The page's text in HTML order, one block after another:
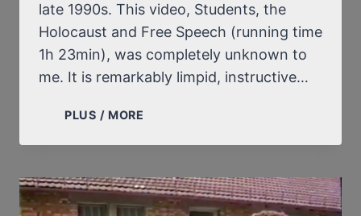
late 1990s. This video, Students, the
Holocaust and Free Speech (running time
1h 23min), was completely unknown to
me. It is remarkably limpid, instructive…
PLUS / MORE
AND
TESTIMONY
BY